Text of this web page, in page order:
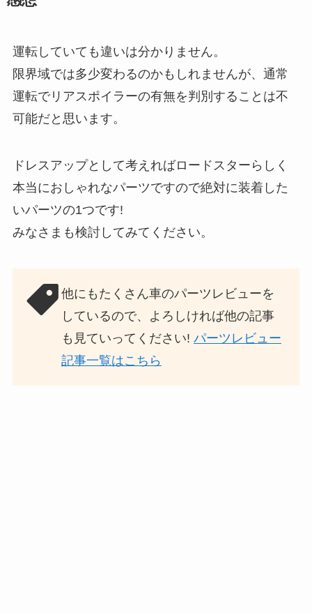
運転していても違いは分かりません。
限界域では多少変わるのかもしれませんが、通常
運転でリアスポイラーの有無を判別することは不
可能だと思います。
ドレスアップとして考えればロードスターらしく
本当におしゃれなパーツですので絶対に装着した
いパーツの1つです!
みなさまも検討してみてください。
他にもたくさん車のパーツレビューを
しているので、よろしければ他の記事
も見ていってください! パーツレビュー
記事一覧はこちら